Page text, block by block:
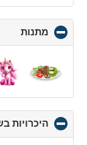
מתנות
to
היכרויות